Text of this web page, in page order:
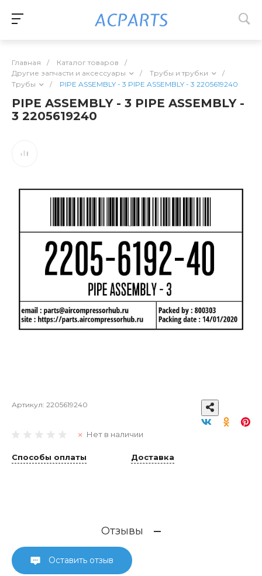
Главная / Каталог товаров
/
Другие запчасти и аксессуары
/ Трубы и трубки
/
Трубы
/ PIPE ASSEMBLY - 3 PIPE ASSEMBLY - 3 2205619240
PIPE ASSEMBLY - 3 PIPE ASSEMBLY -
3 2205619240
Артикул: 2205619240
Нет в наличии
Способы оплаты Доставка
Отзывы
Оставить отзыв